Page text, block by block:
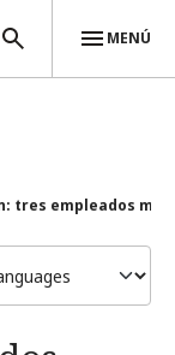
MENÚ
tres empleados